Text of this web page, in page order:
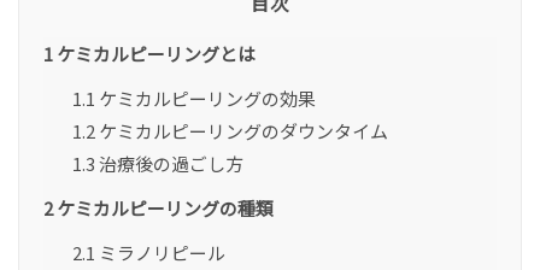
1ケミカルピーリングとは
1.1 ケミカルピーリングの効果
1.2 ケミカルピーリングのダウンタイム
1.3治療後の過ごし方
2ケミカルピーリングの種類
2.1 ミラノリピール